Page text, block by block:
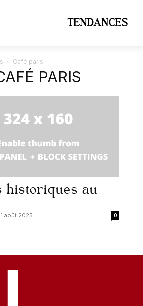
TENDANCES
Café paris
PARIS
historiques au
1 août 2025 0